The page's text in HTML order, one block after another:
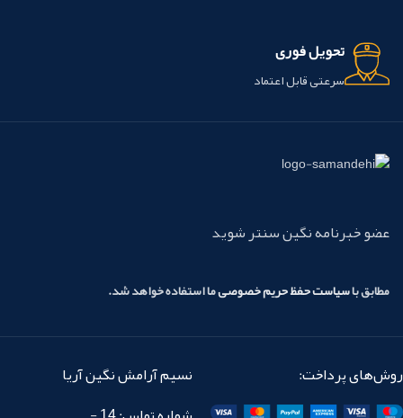
تحویل فوری
سرعتی قابل اعتماد
عضو خبرنامه نگین سنتر شوید
مطابق باسیاست حفظ حریم خصوصیما استفاده خواهد شد.
روش‌های پرداخت:
نسیم آرامش نگین آریا